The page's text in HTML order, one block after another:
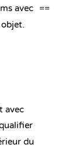
avec ==
avec
du